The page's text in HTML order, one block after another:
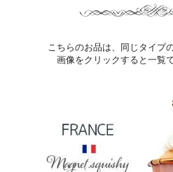
こちらのお品は、同じタイプ
画像をクリックすると一覧